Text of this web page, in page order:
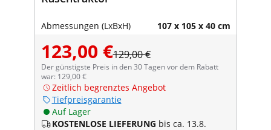
Abmessungen (LxBxH) 107 x 105 x 40 cm
123,00 €129,00 €
Der günstigste Preis in den 30 Tagen vor dem Rabatt
war: 129,00 €
Zeitlich begrenztes Angebot
Tiefpreisgarantie
Auf Lager
KOSTENLOSE LIEFERUNG bis ca. 13.8.